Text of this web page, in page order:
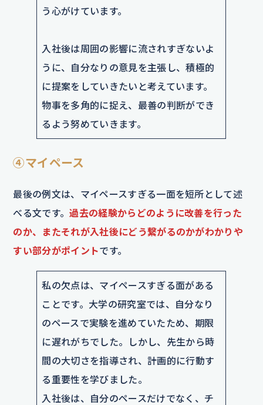
う心がけています。
入社後は周囲の影響に流されすぎないよ
うに、自分なりの意見を主張し、積極的
に提案をしていきたいと考えています。
物事を多角的に捉え、最善の判断ができ
るよう努めていきます。
④マイペース
最後の例文は、マイペースすぎる一面を短所として述
べる文です。過去の経験からどのように改善を行った
のか、またそれが入社後にどう繋がるのかがわかりや
すい部分がポイントです。
私の欠点は、マイペースすぎる面がある
ことです。大学の研究室では、自分なり
のペースで実験を進めていたため、期限
に遅れがちでした。しかし、先生から時
間の大切さを指導され、計画的に行動す
る重要性を学びました。
入社後は、自分のペースだけでなく、チ